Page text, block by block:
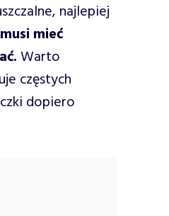
najlepiej
mieć
Warto
częstych
dopiero